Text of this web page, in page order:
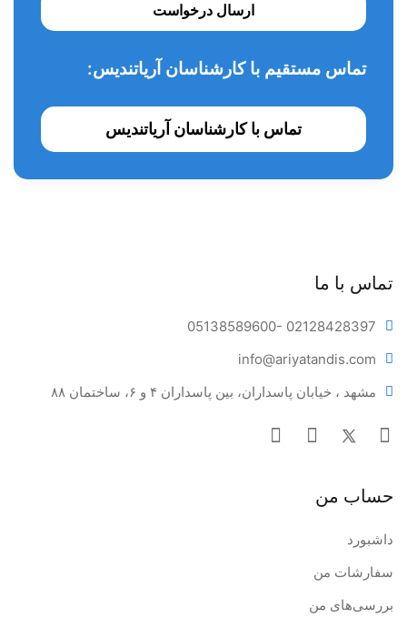
ارسال درخواست
تماس مستقیم با کارشناسان آریاتندیس:
تماس با کارشناسان آریاتندیس
تماس با ما
05138589600- 02128428397
info@ariyatandis.com
مشهد ، خیابان پاسداران، بین پاسداران ۴ و ۶، ساختمان ۸۸
حساب من
داشبورد
سفارشات من
بررسی‌های من